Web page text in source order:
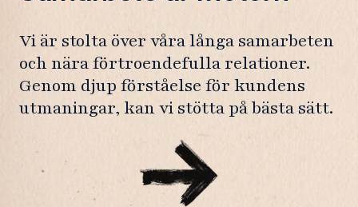
Vi är stolta över våra långa samarbeten
och nära förtroendefulla relationer.
Genom djup förståelse för kundens
utmaningar, kan vi stötta på bästa sätt.